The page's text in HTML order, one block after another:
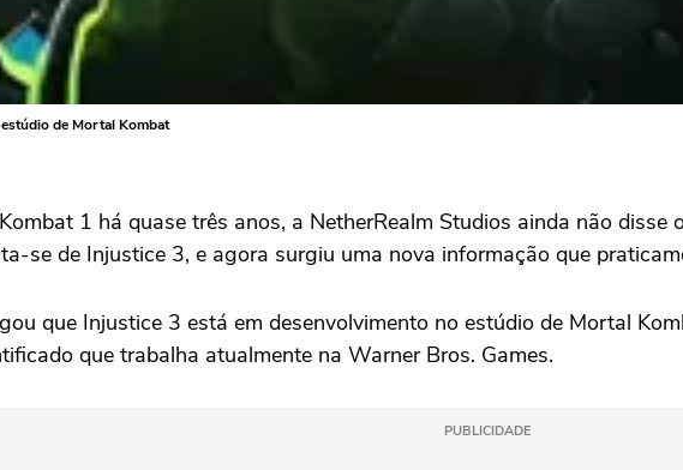
de Mortal Kombat
1 há quase três anos, a NetherRealm Studios ainda não
se de Injustice 3, e agora surgiu uma nova informação que
que Injustice 3 está em desenvolvimento no estúdio de Mortal
que trabalha atualmente na Warner Bros. Games.
PUBLICIDADE